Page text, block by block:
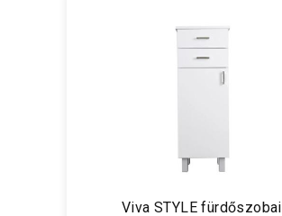
Viva STYLE fürdőszobai